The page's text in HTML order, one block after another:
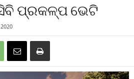
ପ୍ରକଳ୍ପ ଭେଟି